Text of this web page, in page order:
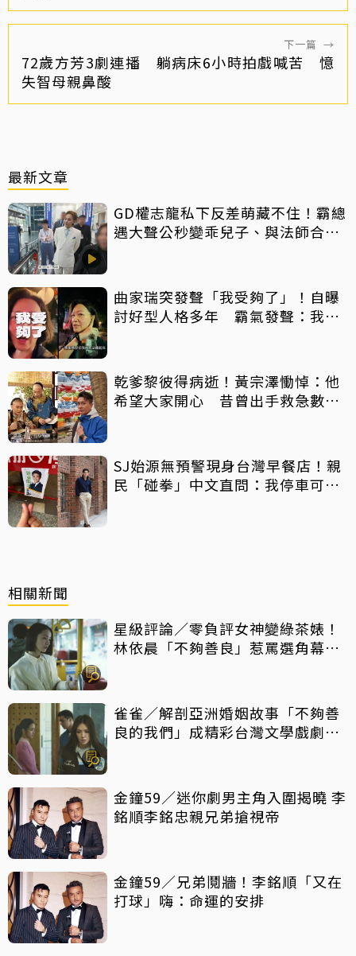
下一篇 →
72歲方芳3劇連播 躺病床6小時拍戲喊苦 憶
失智母親鼻酸
最新文章
GD權志龍私下反差萌藏不住！霸總
遇大聲公秒變乖兒子、與法師合照
曲家瑞突發聲「我受夠了」！自曝
討好型人格多年 霸氣發聲：我也
乾爹黎彼得病逝！黃宗澤慟悼：他
希望大家開心 昔曾出手救急數十
SJ始源無預警現身台灣早餐店！親
民「碰拳」中文直問：我停車可以
相關新聞
星級評論／零負評女神變綠茶婊！
林依晨「不夠善良」惹罵選角幕後
雀雀／解剖亞洲婚姻故事「不夠善
良的我們」成精彩台灣文學戲劇作
金鐘59／迷你劇男主角入圍揭曉 李
銘順李銘忠親兄弟搶視帝
金鐘59／兄弟鬩牆！李銘順「又在
打球」嗨：命運的安排